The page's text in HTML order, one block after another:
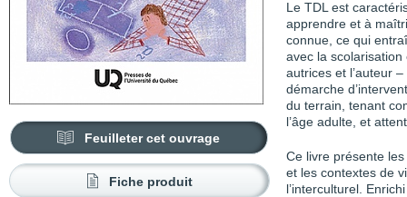
Feuilleter cet ouvrage
Fiche produit
Le TDL est
apprendre et à
connue, ce qui
avec la
autrices et l’auteur
démarche
du terrain, tenant
l’âge adulte, et
Ce livre présente
et les contextes de
l’interculturel.